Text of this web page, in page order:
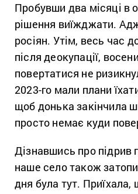
Пробувши два місяці в
рішення виїжджати.
росіян. Утім, весь час
після деокупації,
повертатися не
2023-го мали плани
щоб донька закінчила
просто немає куди
Дізнавшись про підрив
наше село також
дня була тут.